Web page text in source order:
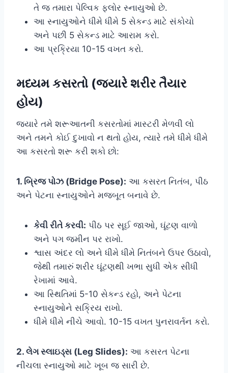
તે જ તમારા પેલ્વિક ફ્લોર સ્નાયુઓ છે.
આ સ્નાયુઓને ધીમે ધીમે 5 સેકન્ડ માટે સંકોચો
અને પછી 5 સેકન્ડ માટે આરામ કરો.
આ પ્રક્રિયા 10-15 વખત કરો.
મધ્યમ કસરતો (જ્યારે શરીર તૈયાર
હોય)
જ્યારે તમે શરૂઆતની કસરતોમાં માસ્ટરી મેળવી લો
અને તમને કોઈ દુખાવો ન થતો હોય, ત્યારે તમે ધીમે ધીમે
આ કસરતો શરૂ કરી શકો છો:
1. બ્રિજ પોઝ (Bridge Pose): આ કસરત નિતંબ, પીઠ
અને પેટના સ્નાયુઓને મજબૂત બનાવે છે.
કેવી રીતે કરવી: પીઠ પર સૂઈ જાઓ, ઘૂંટણ વાળો
અને પગ જમીન પર રાખો.
શ્વાસ અંદર લો અને ધીમે ધીમે નિતંબને ઉપર ઉઠાવો,
જેથી તમારું શરીર ઘૂંટણથી ખભા સુધી એક સીધી
રેખામાં આવે.
આ સ્થિતિમાં 5-10 સેકન્ડ રહો, અને પેટના
સ્નાયુઓને સક્રિય રાખો.
ધીમે ધીમે નીચે આવો. 10-15 વખત પુનરાવર્તન કરો.
2. લેગ સ્લાઇડ્સ (Leg Slides): આ કસરત પેટના
નીચલા સ્નાયુઓ માટે ખૂબ જ સારી છે.